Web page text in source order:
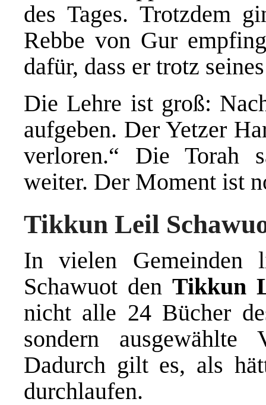
des Tages. Trotzdem
Rebbe von Gur
dafür, dass er trotz
Die Lehre ist groß:
aufgeben. Der Yetzer
verloren.“ Die Torah
weiter. Der Moment ist
Tikkun Leil
In vielen
Schawuot den Tikkun
nicht alle 24 Bücher
sondern ausgewählte
Dadurch gilt es, als
durchlaufen.